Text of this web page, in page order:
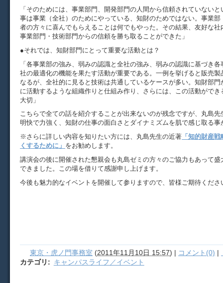
「そのためには、事業部門、開発部門の人間から信頼されていない
事は事業（全社）のためにやっている、知財のためではない。事業部
者の方々に喜んでもらえることは何でもやった。その結果、友好な社
事業部門・技術部門からの信頼を勝ち取ることができた」
●それでは、知財部門にとって重要な活動とは？
「各事業部の強み、弱みの認識と全社の強み、弱みの認識に基づき
社の最適化の機能を果たす活動が重要である。一例を挙げると販売製
なるが、全社的に見ると技術は共通しているケースが多い。知財部
に活動するような組織作りと仕組み作り、さらには、この活動がで
大切」
こちらで全ての話を紹介することが出来ないのが残念ですが、丸島
明快で力強く、知財の仕事の面白さとダイナミズムを肌で感じ取る事
※さらに詳しい内容を知りたい方には、丸島先生の近著 「知的財産
くするために」 をお勧めします。
講演会の後に開催された懇親会も丸島ゼミの方々のご協力もあって盛
できました。この場を借りて感謝申し上げます。
今後も魅力的なイベントを開催して参りますので、皆様ご期待くださ
東京・虎ノ門事務室 (2011年11月10日 15:57) | コメント(0) |
カテゴリ : キャンパスライフ／イベント